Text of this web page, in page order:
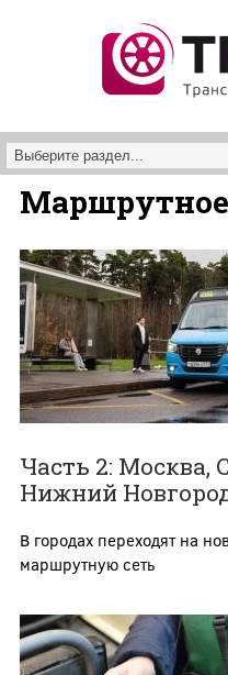
Часть 2: Москва,
Нижний
В городах переходят на
маршрутную сеть